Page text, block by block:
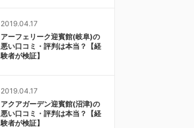
2019.04.17
アーフェリーク迎賓館(岐阜)の
悪い口コミ・評判は本当？【経
験者が検証】
2019.04.17
アクアガーデン迎賓館(沼津)の
悪い口コミ・評判は本当？【経
験者が検証】